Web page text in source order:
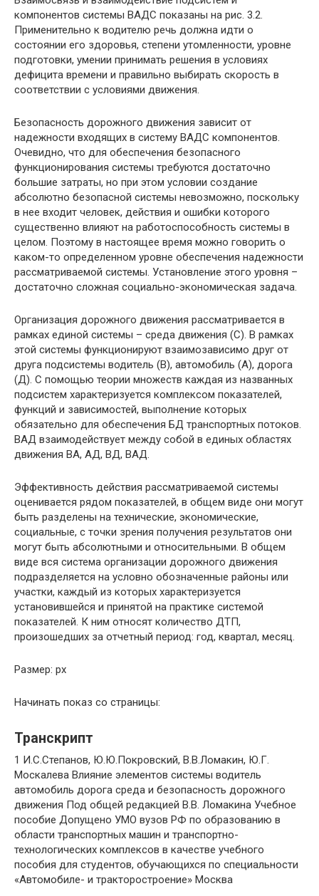
компонентов системы ВАДС показаны на рис. 3.2.
Применительно к водителю речь должна идти о
состоянии его здоровья, степени утомленности, уровне
подготовки, умении принимать решения в условиях
дефицита времени и правильно выбирать скорость в
соответствии с условиями движения.
Безопасность дорожного движения зависит от
надежности входящих в систему ВАДС компонентов.
Очевидно, что для обеспечения безопасного
функционирования системы требуются достаточно
большие затраты, но при этом условии создание
абсолютно безопасной системы невозможно, поскольку
в нее входит человек, действия и ошибки которого
существенно влияют на работоспособность системы в
целом. Поэтому в настоящее время можно говорить о
каком-то определенном уровне обеспечения надежности
рассматриваемой системы. Установление этого уровня –
достаточно сложная социально-экономическая задача.
Организация дорожного движения рассматривается в
рамках единой системы – среда движения (С). В рамках
этой системы функционируют взаимозависимо друг от
друга подсистемы водитель (В), автомобиль (А), дорога
(Д). С помощью теории множеств каждая из названных
подсистем характеризуется комплексом показателей,
функций и зависимостей, выполнение которых
обязательно для обеспечения БД транспортных потоков.
ВАД взаимодействует между собой в единых областях
движения ВА, АД, ВД, ВАД.
Эффективность действия рассматриваемой системы
оценивается рядом показателей, в общем виде они могут
быть разделены на технические, экономические,
социальные, с точки зрения получения результатов они
могут быть абсолютными и относительными. В общем
виде вся система организации дорожного движения
подразделяется на условно обозначенные районы или
участки, каждый из которых характеризуется
установившейся и принятой на практике системой
показателей. К ним относят количество ДТП,
произошедших за отчетный период: год, квартал, месяц.
Размер: px
Начинать показ со страницы:
Транскрипт
1 И.С.Степанов, Ю.Ю.Покровский, В.В.Ломакин, Ю.Г.
Москалева Влияние элементов системы водитель
автомобиль дорога среда и безопасность дорожного
движения Под общей редакцией В.В. Ломакина Учебное
пособие Допущено УМО вузов РФ по образованию в
области транспортных машин и транспортно-
технологических комплексов в качестве учебного
пособия для студентов, обучающихся по специальности
«Автомобиле- и тракторостроение» Москва